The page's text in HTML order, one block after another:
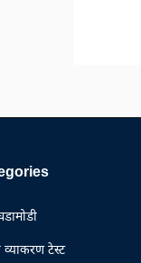
व्याकरण टेस्ट